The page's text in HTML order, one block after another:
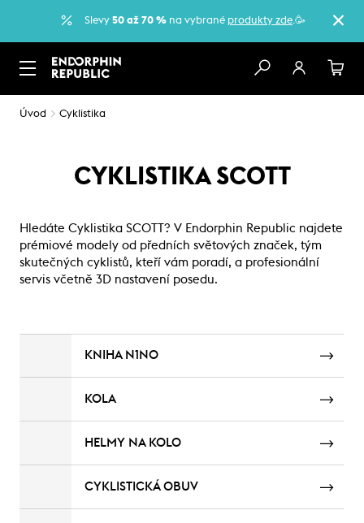
Slevy 50 až 70 % na vybrané produkty zde.🥳
Úvod Cyklistika
CYKLISTIKA SCOTT
Hledáte Cyklistika SCOTT? V Endorphin Republic najdete
prémiové modely od předních světových značek, tým
skutečných cyklistů, kteří vám poradí, a profesionální
servis včetně 3D nastavení posedu.
KNIHA N1NO
KOLA
HELMY NA KOLO
CYKLISTICKÁ OBUV